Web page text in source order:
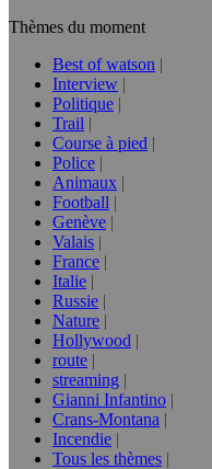
Thèmes du moment
Best of watson
Interview
Politique
Trail
Course à pied
Police
Animaux
Football
Genève
Valais
France
Italie
Russie
Nature
Hollywood
route
streaming
Gianni Infantino
Crans-Montana
Incendie
Tous les thèmes